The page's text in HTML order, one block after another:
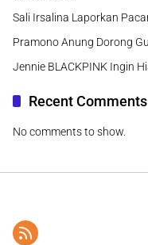
Sali Irsalina Laporkan
Pramono Anung Dorong
Jennie BLACKPINK Ingin
Recent Comments
No comments to show.